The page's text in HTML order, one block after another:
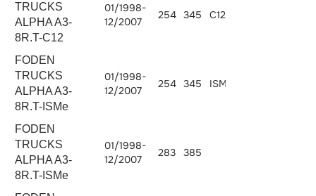
TRUCKS
ALPHA A3-
8R.T-C12
01/1998-
12/2007
254 345 C12.345
FODEN
TRUCKS
ALPHA A3-
8R.T-ISMe
01/1998-
12/2007
254 345 ISMe 345
FODEN
TRUCKS
ALPHA A3-
8R.T-ISMe
01/1998-
12/2007
283 385